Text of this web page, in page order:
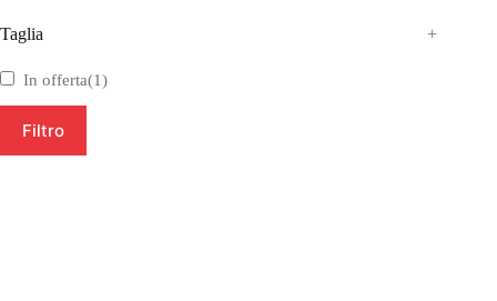
Taglia +
In offerta(1)
Filtro